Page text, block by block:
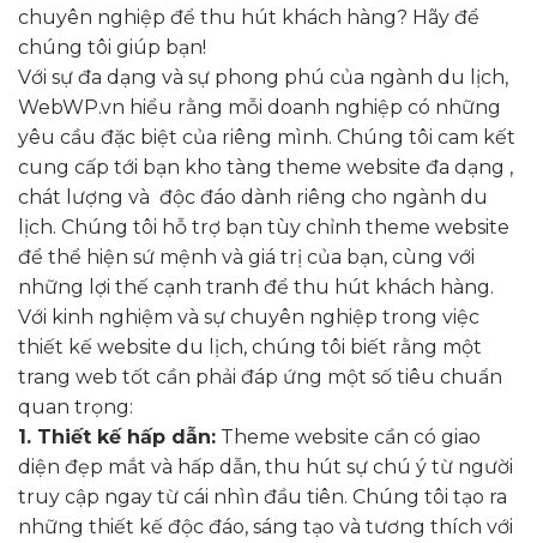
chuyên nghiệp để thu hút khách hàng? Hãy để
chúng tôi giúp bạn!
Với sự đa dạng và sự phong phú của ngành du lịch,
WebWP.vn hiểu rằng mỗi doanh nghiệp có những
yêu cầu đặc biệt của riêng mình. Chúng tôi cam kết
cung cấp tới bạn kho tàng theme website đa dạng ,
chát lượng và độc đáo dành riêng cho ngành du
lịch. Chúng tôi hỗ trợ bạn tùy chỉnh theme website
để thể hiện sứ mệnh và giá trị của bạn, cùng với
những lợi thế cạnh tranh để thu hút khách hàng.
Với kinh nghiệm và sự chuyên nghiệp trong việc
thiết kế website du lịch, chúng tôi biết rằng một
trang web tốt cần phải đáp ứng một số tiêu chuẩn
quan trọng:
1. Thiết kế hấp dẫn: Theme website cần có giao
diện đẹp mắt và hấp dẫn, thu hút sự chú ý từ người
truy cập ngay từ cái nhìn đầu tiên. Chúng tôi tạo ra
những thiết kế độc đáo, sáng tạo và tương thích với